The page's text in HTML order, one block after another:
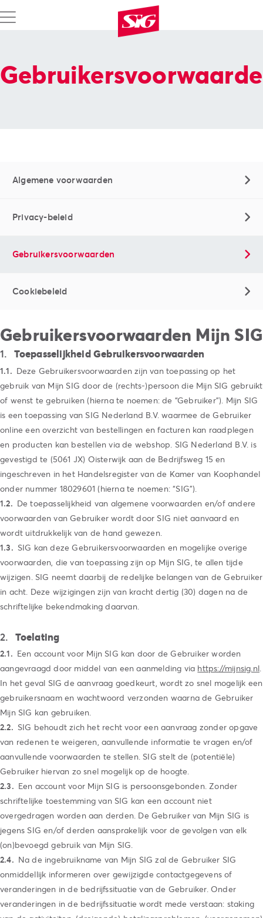
Algemene voorwaarden
Privacy-beleid
Gebruikersvoorwaarden
Cookiebeleid
Gebruikersvoorwaarden Mijn SIG
Toepasselijkheid Gebruikersvoorwaarden
Deze Gebruikersvoorwaarden zijn van toepassing op het
gebruik van Mijn SIG door de (rechts-)persoon die Mijn SIG gebruikt
of wenst te gebruiken (hierna te noemen: de “Gebruiker”). Mijn SIG
is een toepassing van SIG Nederland B.V. waarmee de Gebruiker
online een overzicht van bestellingen en facturen kan raadplegen
en producten kan bestellen via de webshop. SIG Nederland B.V. is
gevestigd te (5061 JX) Oisterwijk aan de Bedrijfsweg 15 en
ingeschreven in het Handelsregister van de Kamer van Koophandel
onder nummer 18029601 (hierna te noemen: “SIG”).
De toepasselijkheid van algemene voorwaarden en/of andere
voorwaarden van Gebruiker wordt door SIG niet aanvaard en
wordt uitdrukkelijk van de hand gewezen.
SIG kan deze Gebruikersvoorwaarden en mogelijke overige
voorwaarden, die van toepassing zijn op Mijn SIG, te allen tijde
wijzigen. SIG neemt daarbij de redelijke belangen van de Gebruiker
in acht. Deze wijzigingen zijn van kracht dertig (30) dagen na de
schriftelijke bekendmaking daarvan.
Toelating
Een account voor Mijn SIG kan door de Gebruiker worden
aangevraagd door middel van een aanmelding via https://mijnsig.nl.
In het geval SIG de aanvraag goedkeurt, wordt zo snel mogelijk een
gebruikersnaam en wachtwoord verzonden waarna de Gebruiker
Mijn SIG kan gebruiken.
SIG behoudt zich het recht voor een aanvraag zonder opgave
van redenen te weigeren, aanvullende informatie te vragen en/of
aanvullende voorwaarden te stellen. SIG stelt de (potentiële)
Gebruiker hiervan zo snel mogelijk op de hoogte.
Een account voor Mijn SIG is persoonsgebonden. Zonder
schriftelijke toestemming van SIG kan een account niet
overgedragen worden aan derden. De Gebruiker van Mijn SIG is
jegens SIG en/of derden aansprakelijk voor de gevolgen van elk
(on)bevoegd gebruik van Mijn SIG.
Na de ingebruikname van Mijn SIG zal de Gebruiker SIG
onmiddellijk informeren over gewijzigde contactgegevens of
veranderingen in de bedrijfssituatie van de Gebruiker. Onder
veranderingen in de bedrijfssituatie wordt mede verstaan: staking